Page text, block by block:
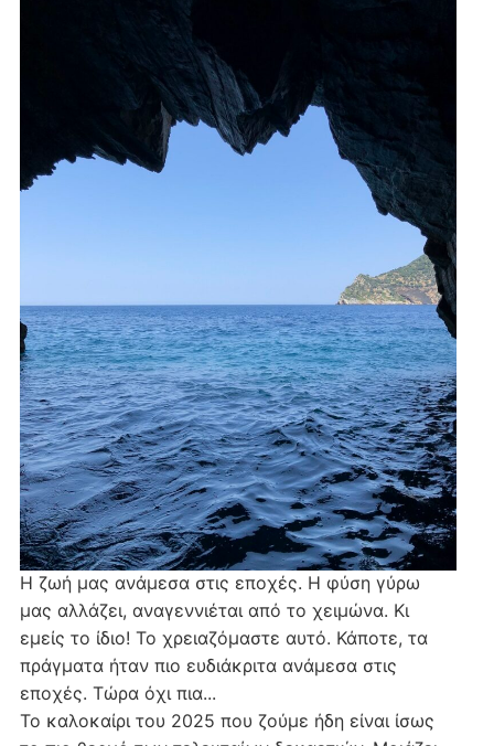
Η ζωή μας ανάμεσα στις εποχές. Η φύση γύρω
μας αλλάζει, αναγεννιέται από το χειμώνα. Κι
εμείς το ίδιο! Το χρειαζόμαστε αυτό. Κάποτε, τα
πράγματα ήταν πιο ευδιάκριτα ανάμεσα στις
εποχές. Τώρα όχι πια...
Το καλοκαίρι του 2025 που ζούμε ήδη είναι ίσως